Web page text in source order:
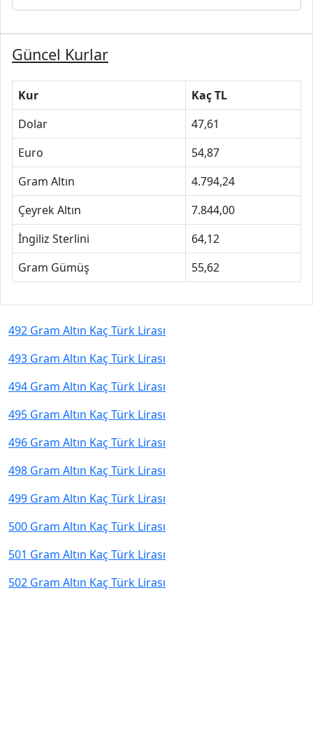
Güncel Kurlar
Kur
Kaç TL
Dolar
47,61
Euro
54,87
Gram Altın
4.794,24
Çeyrek Altın
7.844,00
İngiliz Sterlini
64,12
Gram Gümüş
55,62
492 Gram Altın Kaç Türk Lirası
493 Gram Altın Kaç Türk Lirası
494 Gram Altın Kaç Türk Lirası
495 Gram Altın Kaç Türk Lirası
496 Gram Altın Kaç Türk Lirası
498 Gram Altın Kaç Türk Lirası
499 Gram Altın Kaç Türk Lirası
500 Gram Altın Kaç Türk Lirası
501 Gram Altın Kaç Türk Lirası
502 Gram Altın Kaç Türk Lirası